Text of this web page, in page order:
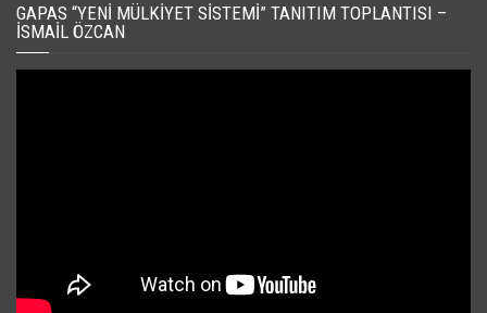
GAPAS “YENI MÜLKIYET SISTEMI” TANITIM TOPLANTISI –
İSMAIL ÖZCAN